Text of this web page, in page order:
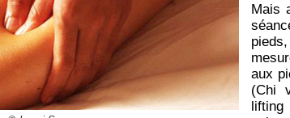
Mais
aux
(Chi